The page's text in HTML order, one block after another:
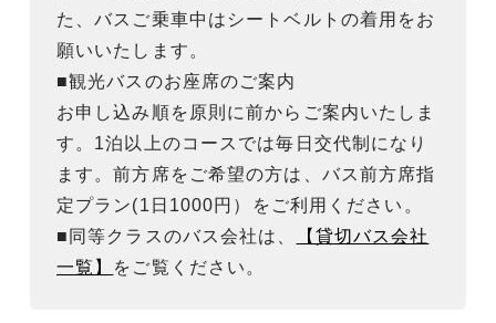
た、バスご乗車中はシートベルトの着用をお
願いいたします。
■観光バスのお座席のご案内
お申し込み順を原則に前からご案内いたしま
す。1泊以上のコースでは毎日交代制になり
ます。前方席をご希望の方は、バス前方席指
定プラン(1日1000円）をご利用ください。
■同等クラスのバス会社は、
【貸切バス会社
一覧】 をご覧ください。